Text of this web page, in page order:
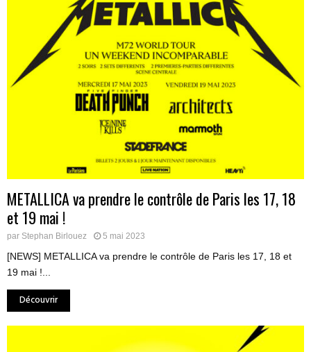
METALLICA va prendre le contrôle de Paris les 17, 18
et 19 mai !
par Stephan Birlouez 5 mai 2023
[NEWS] METALLICA va prendre le contrôle de Paris les 17, 18 et
19 mai !...
Découvrir